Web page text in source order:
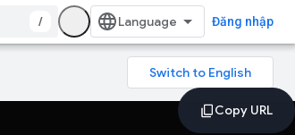
/ Đăng nhập